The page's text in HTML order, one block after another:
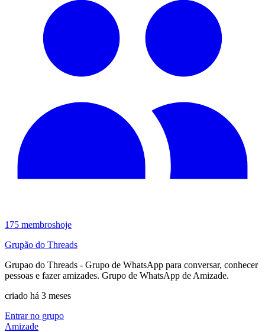
175 membroshoje
Grupão do Threads
Grupao do Threads - Grupo de WhatsApp para conversar, conhecer
pessoas e fazer amizades. Grupo de WhatsApp de Amizade.
criado há 3 meses
Entrar no grupo
Amizade